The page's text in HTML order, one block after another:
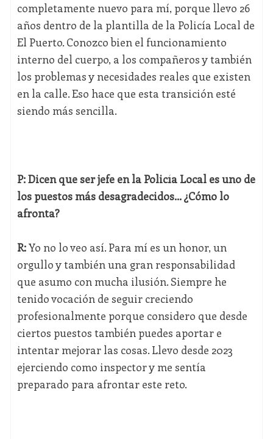
completamente nuevo para mí, porque llevo 26
años dentro de la plantilla de la Policía Local de
El Puerto. Conozco bien el funcionamiento
interno del cuerpo, a los compañeros y también
los problemas y necesidades reales que existen
en la calle. Eso hace que esta transición esté
siendo más sencilla.
P: Dicen que ser jefe en la Policía Local es uno de
los puestos más desagradecidos... ¿Cómo lo
afronta?
R:Yo no lo veo así. Para mí es un honor, un
orgullo y también una gran responsabilidad
que asumo con mucha ilusión. Siempre he
tenido vocación de seguir creciendo
profesionalmente porque considero que desde
ciertos puestos también puedes aportar e
intentar mejorar las cosas. Llevo desde 2023
ejerciendo como inspector y me sentía
preparado para afrontar este reto.